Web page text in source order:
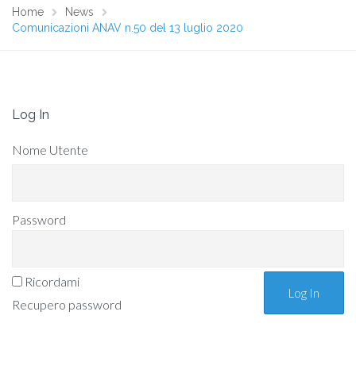
Home
News
Comunicazioni ANAV n.50 del 13 luglio 2020
Log In
Nome Utente
Password
Ricordami
Recupero password